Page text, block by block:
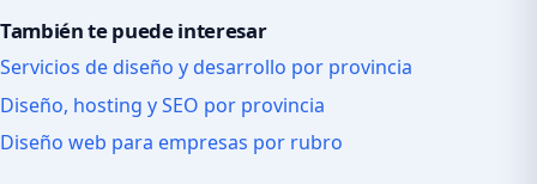
También te puede interesar
Servicios de diseño y desarrollo por provincia
Diseño, hosting y SEO por provincia
Diseño web para empresas por rubro